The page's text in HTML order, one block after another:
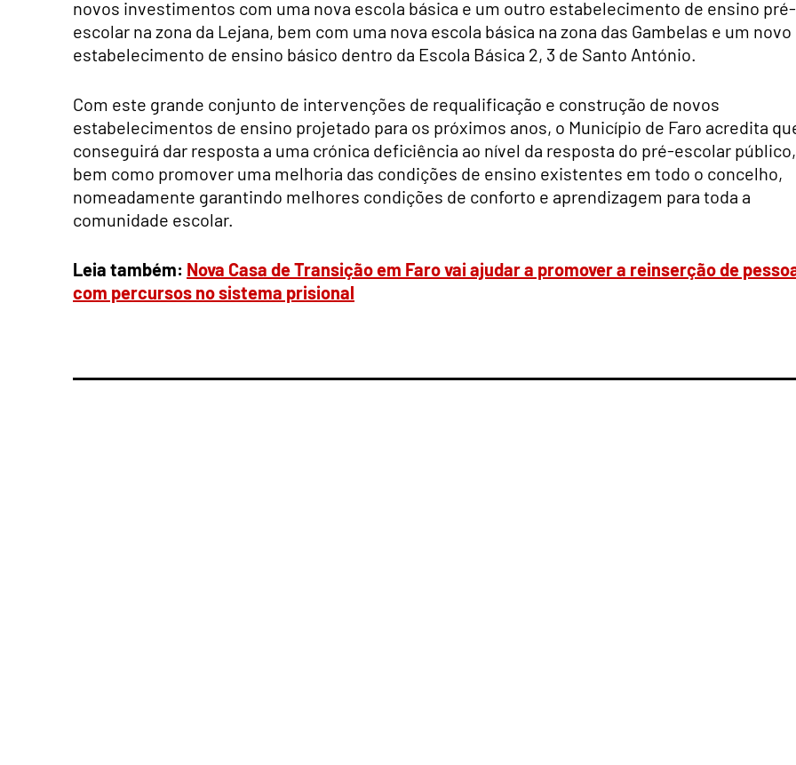
novos investimentos com uma nova escola básica e um outro estabelecimento de ensino pré-
escolar na zona da Lejana, bem com uma nova escola básica na zona das Gambelas e um novo
estabelecimento de ensino básico dentro da Escola Básica 2, 3 de Santo António.
Com este grande conjunto de intervenções de requalificação e construção de novos
estabelecimentos de ensino projetado para os próximos anos, o Município de Faro acredita
conseguirá dar resposta a uma crónica deficiência ao nível da resposta do pré-escolar público,
bem como promover uma melhoria das condições de ensino existentes em todo o concelho,
nomeadamente garantindo melhores condições de conforto e aprendizagem para toda a
comunidade escolar.
Leia também: Nova Casa de Transição em Faro vai ajudar a promover a reinserção de
com percursos no sistema prisional